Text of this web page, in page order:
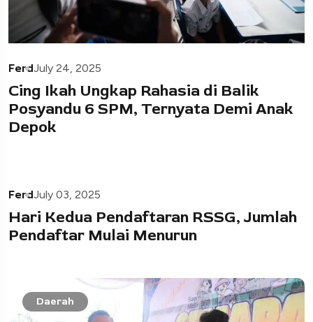
FerdJuly 24, 2025
Cing Ikah Ungkap Rahasia di Balik
Posyandu 6 SPM, Ternyata Demi Anak
Depok
FerdJuly 03, 2025
Hari Kedua Pendaftaran RSSG, Jumlah
Pendaftar Mulai Menurun
Daerah